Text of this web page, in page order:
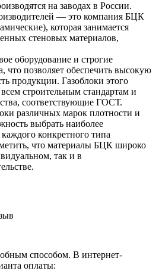
на заводах в России.
— это компания БЦК
которая занимается
стеновых материалов,
оборудование и строгие
что позволяет обеспечить высокую
продукции. Газоблоки этого
строительным стандартам и
соответствующие ГОСТ.
различных марок плотности и
выбрать наиболее
конкретного типа
что материалы БЦК широко
так и в
способом. В интернет-
оплаты: